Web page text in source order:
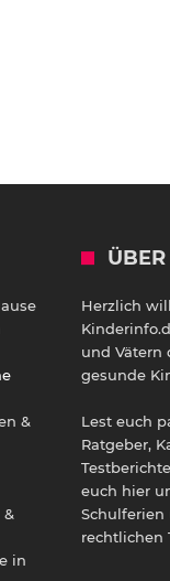
&
&
in
Herzlich
und Vätern
gesunde
Lest euch
Ratgeber,
euch hier
Schulferien
rechtlichen